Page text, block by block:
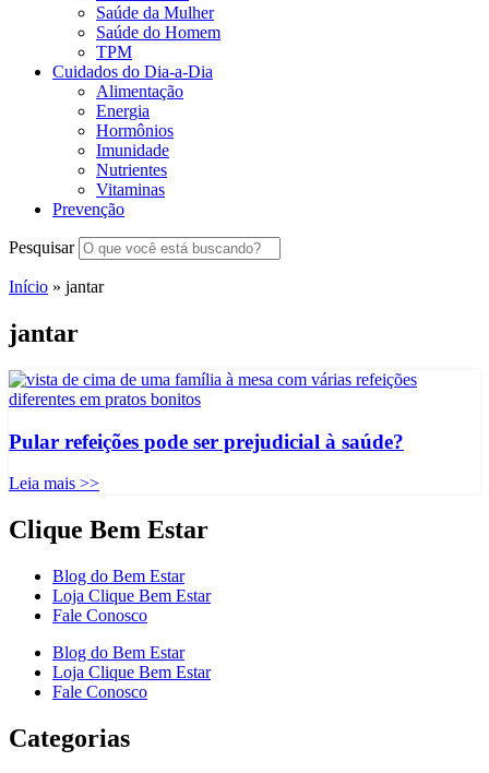
Saúde da Mulher
Saúde do Homem
TPM
Cuidados do Dia-a-Dia
Alimentação
Energia
Hormônios
Imunidade
Nutrientes
Vitaminas
Prevenção
Pesquisar
Início » jantar
jantar
Pular refeições pode ser prejudicial à saúde?
Leia mais >>
Clique Bem Estar
Blog do Bem Estar
Loja Clique Bem Estar
Fale Conosco
Blog do Bem Estar
Loja Clique Bem Estar
Fale Conosco
Categorias